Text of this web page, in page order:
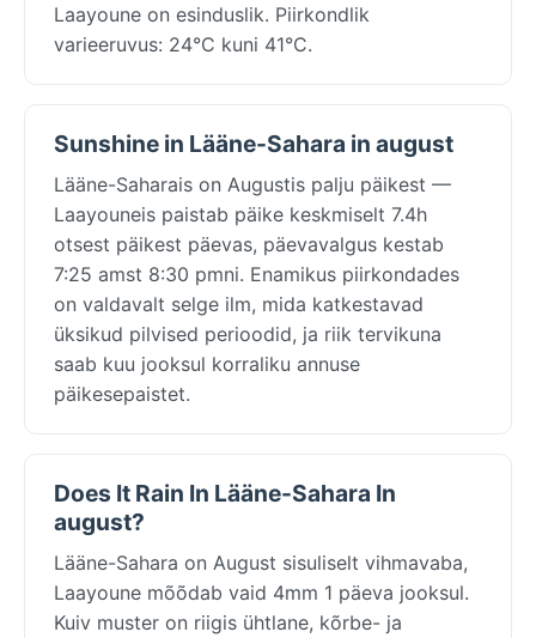
Laayoune on esinduslik. Piirkondlik
varieeruvus: 24°C kuni 41°C.
Sunshine in Lääne-Sahara in august
Lääne-Saharais on Augustis palju päikest —
Laayouneis paistab päike keskmiselt 7.4h
otsest päikest päevas, päevavalgus kestab
7:25 amst 8:30 pmni. Enamikus piirkondades
on valdavalt selge ilm, mida katkestavad
üksikud pilvised perioodid, ja riik tervikuna
saab kuu jooksul korraliku annuse
päikesepaistet.
Does It Rain In Lääne-Sahara In
august?
Lääne-Sahara on August sisuliselt vihmavaba,
Laayoune mõõdab vaid 4mm 1 päeva jooksul.
Kuiv muster on riigis ühtlane, kõrbe- ja